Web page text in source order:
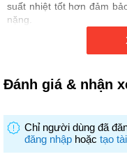
suất nhiệt tốt hơn đảm
nặng.
MOSFET 6+2+1 pha
Hỗ trợ Bộ xử lý chuỗi
Dual Channel Non-ECC
kỹ thuật số lai 6+2+1 pha
​Mạng LAN 2,5 GbE
Đánh giá & nhận
Chỉ người dùng đã
đăng nhập hoặc tạo